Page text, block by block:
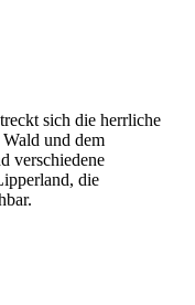
sich die herrliche
und dem
verschiedene
die